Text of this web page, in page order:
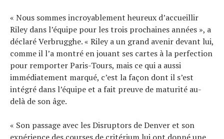
« Nous sommes incroyablement heureux d’accueillir
Riley dans l’équipe pour les trois prochaines années », a
déclaré Verbrugghe. « Riley a un grand avenir devant lui,
comme il l’a montré en jouant ses cartes à la perfection
pour remporter Paris-Tours, mais ce qui a aussi
immédiatement marqué, c’est la façon dont il s’est
intégré dans l’équipe et a fait preuve de maturité au-
delà de son âge.
« Son passage avec les Disruptors de Denver et son